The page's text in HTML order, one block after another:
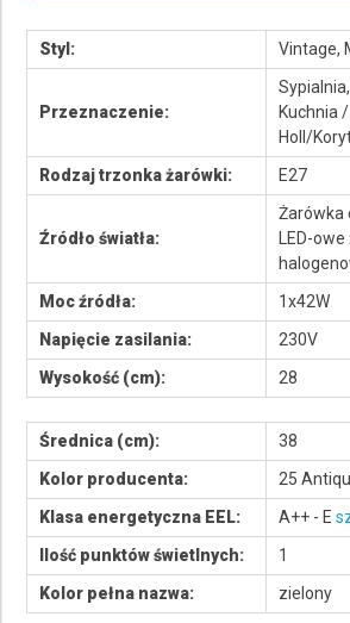
Styl: Vintage,
Przeznaczenie:
Kuchnia
Holl/
Rodzaj trzonka żarówki:
E27
Źródło światła:
Żarówka
LED-
Moc źródła:
1x42W
Napięcie zasilania:
230V
Wysokość (cm):
28
Średnica (cm):
38
Kolor producenta:
25
Klasa energetyczna EEL:
A++ - E
Ilość punktów świetlnych:
1
Kolor pełna nazwa:
zielony